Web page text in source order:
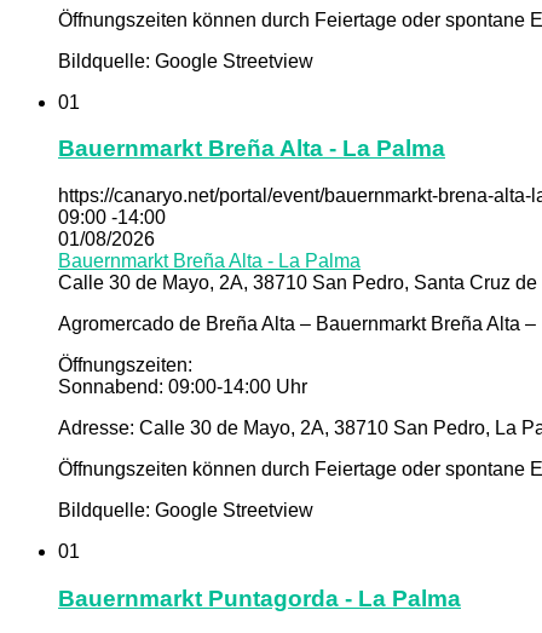
Öffnungszeiten können durch Feiertage oder spontane
Bildquelle: Google Streetview
01
Bauernmarkt Breña Alta - La Palma
https://canaryo.net/portal/event/bauernmarkt-brena-alta-
09:00 -14:00
01/08/2026
Bauernmarkt Breña Alta - La Palma
Calle 30 de Mayo, 2A, 38710 San Pedro, Santa Cruz
Agromercado de Breña Alta – Bauernmarkt Breña Alta –
Öffnungszeiten:
Sonnabend: 09:00-14:00 Uhr
Adresse: Calle 30 de Mayo, 2A, 38710 San Pedro, La
Öffnungszeiten können durch Feiertage oder spontane
Bildquelle: Google Streetview
01
Bauernmarkt Puntagorda - La Palma